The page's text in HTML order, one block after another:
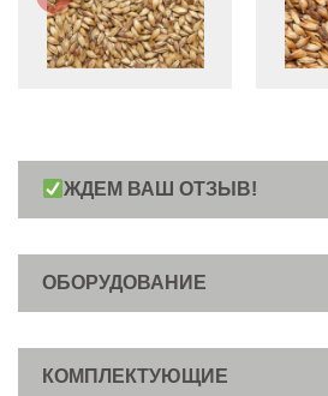
ЖДЕМ ВАШ ОТЗЫВ!
ОБОРУДОВАНИЕ
КОМПЛЕКТУЮЩИЕ